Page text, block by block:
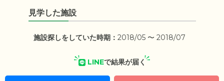
見学した施設
施設探しをしていた時期： 2018/05 〜 2018/07
LINEで結果が届く